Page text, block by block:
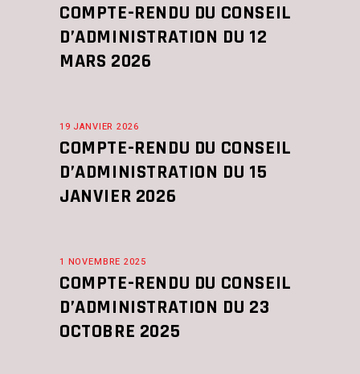
COMPTE-RENDU DU CONSEIL
D’ADMINISTRATION DU 12
MARS 2026
19 JANVIER 2026
COMPTE-RENDU DU CONSEIL
D’ADMINISTRATION DU 15
JANVIER 2026
1 NOVEMBRE 2025
COMPTE-RENDU DU CONSEIL
D’ADMINISTRATION DU 23
OCTOBRE 2025